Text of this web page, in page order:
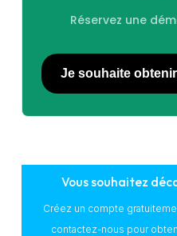
Réservez une
Je souhaite
Vous souhaitez
Créez un compte
contactez-nous pour